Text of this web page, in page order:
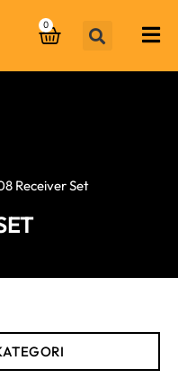
0
Receiver Set